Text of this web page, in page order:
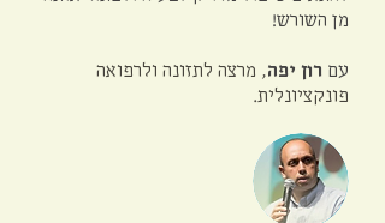
מן השורש!
עם רון יפה, מרצה לתזונה ולרפואה
פונקציונלית.